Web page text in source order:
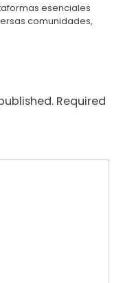
esenciales
comunidades,
Required